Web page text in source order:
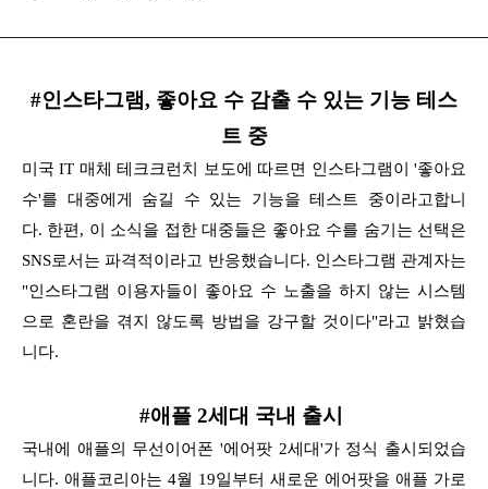
#인스타그램, 좋아요 수 감출 수 있는 기능 테스
트 중
미국 IT 매체 테크크런치 보도에 따르면 인스타그램이 '좋아요
수'를 대중에게 숨길 수 있는 기능을 테스트 중이라고합니
다. 한편, 이 소식을 접한 대중들은 좋아요 수를 숨기는 선택은
SNS로서는 파격적이라고 반응했습니다. 인스타그램 관계자는
"인스타그램 이용자들이 좋아요 수 노출을 하지 않는 시스템
으로 혼란을 겪지 않도록 방법을 강구할 것이다"라고 밝혔습
니다.
#애플 2세대 국내 출시
국내에 애플의 무선이어폰 '에어팟 2세대'가 정식 출시되었습
니다. 애플코리아는 4월 19일부터 새로운 에어팟을 애플 가로